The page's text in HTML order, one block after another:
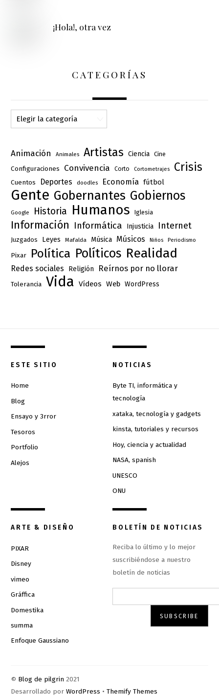
¡Hola!, otra vez
CATEGORÍAS
Categorías
Animación Animales Artistas Ciencia Cine
Configuraciones Convivencia Corto Cortometrajes Crisis
Cuentos Deportes doodles Economía fútbol
Gente Gobernantes Gobiernos
Google Historia Humanos Iglesia
Información Informática Injusticia Internet
Juzgados Leyes Mafalda Música Músicos Niños Periodismo
Pixar Política Políticos Realidad
Redes sociales Religión Reírnos por no llorar
Tolerancia Vida Vídeos Web WordPress
ESTE SITIO
Home
Blog
Ensayo y 3rror
Tesoros
Portfolio
Alejos
NOTICIAS
Byte TI, informática y
tecnología
xataka, tecnología y gadgets
kinsta, tutoriales y recursos
Hoy, ciencia y actualidad
NASA, spanish
UNESCO
ONU
ARTE & DISEÑO
PIXAR
Disney
vimeo
Gráffica
Domestika
summa
Enfoque Gaussiano
BOLETÍN DE NOTICIAS
Reciba lo último y lo mejor
suscribiéndose a nuestro
boletín de noticias
© Blog de pilgrin 2021
Desarrollado porWordPress •Themify Themes